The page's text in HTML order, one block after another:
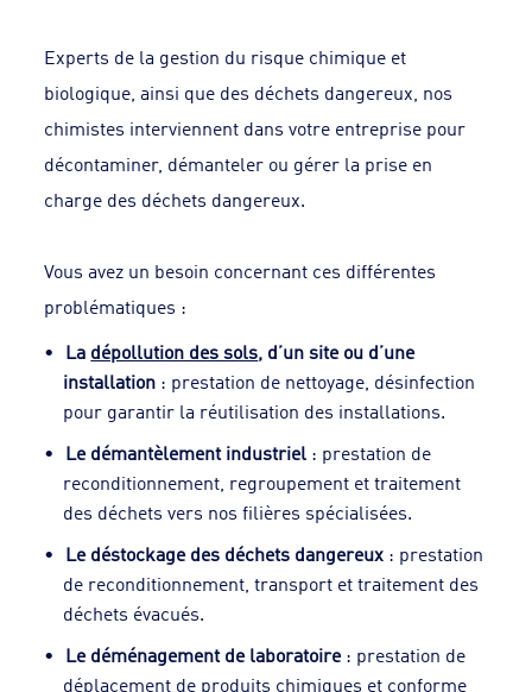
Experts de la gestion du risque chimique et
biologique, ainsi que des déchets dangereux, nos
chimistes interviennent dans votre entreprise pour
décontaminer, démanteler ou gérer la prise en
charge des déchets dangereux.
Vous avez un besoin concernant ces différentes
problématiques :
La dépollution des sols, d’un site ou d’une
installation : prestation de nettoyage, désinfection
pour garantir la réutilisation des installations.
Le démantèlement industriel : prestation de
reconditionnement, regroupement et traitement
des déchets vers nos filières spécialisées.
Le déstockage des déchets dangereux : prestation
de reconditionnement, transport et traitement des
déchets évacués.
Le déménagement de laboratoire: prestation de
déplacement de produits chimiques et conforme